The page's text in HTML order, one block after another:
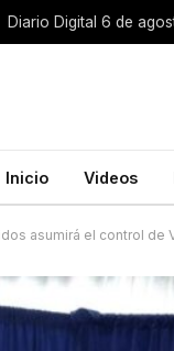
Diario Digital 6 de
Inicio Videos
asumirá el control de